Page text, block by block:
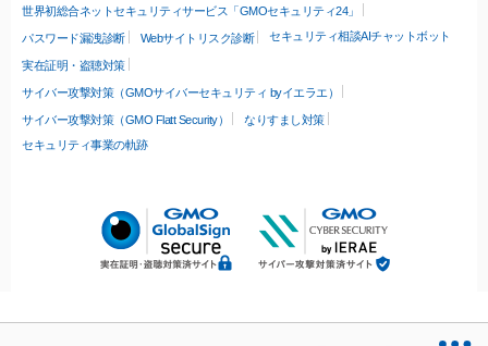
世界初総合ネットセキュリティサービス「GMOセキュリティ24」
パスワード漏洩診断 Webサイトリスク診断 セキュリティ相談AIチャットボット
実在証明・盗聴対策
サイバー攻撃対策（GMOサイバーセキュリティ byイエラエ）
サイバー攻撃対策（GMO Flatt Security）
なりすまし対策
セキュリティ事業の軌跡